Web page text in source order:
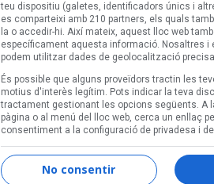
teu dispositiu (galetes, identificadors únics i
es comparteixi amb 210 partners, els quals
la o accedir-hi. Així mateix, aquest lloc web
específicament aquesta informació. Nosaltres i
podem utilitzar dades de geolocalització
És possible que alguns proveïdors tractin les
motius d'interès legítim. Pots indicar la teva
tractament gestionant les opcions següents. A
pàgina o al menú del lloc web, cerca un enllaç
consentiment a la configuració de privadesa i
No consentir